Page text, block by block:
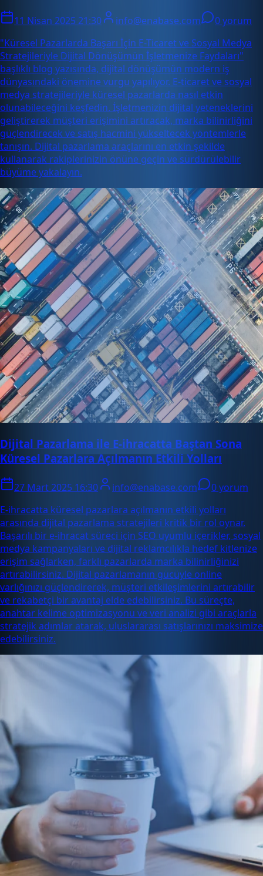
11 Nisan 2025 21:30 info@enabase.com
0 yorum
"Küresel Pazarlarda Başarı İçin E-Ticaret ve Sosyal Medya
Stratejileriyle Dijital Dönüşümün İşletmenize Faydaları"
başlıklı blog yazısında, dijital dönüşümün modern iş
dünyasındaki önemine vurgu yapılıyor. E-ticaret ve sosyal
medya stratejileriyle küresel pazarlarda nasıl etkin
olunabileceğini keşfedin. İşletmenizin dijital yeteneklerini
geliştirerek müşteri erişimini artıracak, marka bilinirliğini
güçlendirecek ve satış hacmini yükseltecek yöntemlerle
tanışın. Dijital pazarlama araçlarını en etkin şekilde
kullanarak rakiplerinizin önüne geçin ve sürdürülebilir
büyüme yakalayın.
Dijital Pazarlama ile E-ihracatta Baştan Sona
Küresel Pazarlara Açılmanın Etkili Yolları
27 Mart 2025 16:30 info@enabase.com
0 yorum
E-ihracatta küresel pazarlara açılmanın etkili yolları
arasında dijital pazarlama stratejileri kritik bir rol oynar.
Başarılı bir e-ihracat süreci için SEO uyumlu içerikler, sosyal
medya kampanyaları ve dijital reklamcılıkla hedef kitlenize
erişim sağlarken, farklı pazarlarda marka bilinirliğinizi
artırabilirsiniz. Dijital pazarlamanın gücüyle online
varlığınızı güçlendirerek, müşteri etkileşimlerini artırabilir
ve rekabetçi bir avantaj elde edebilirsiniz. Bu süreçte,
anahtar kelime optimizasyonu ve veri analizi gibi araçlarla
stratejik adımlar atarak, uluslararası satışlarınızı maksimize
edebilirsiniz.